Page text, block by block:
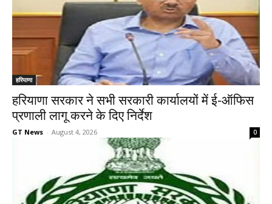
हरियाणा
हरियाणा सरकार ने सभी सरकारी कार्यालयों में ई-ऑफिस
प्रणाली लागू करने के दिए निर्देश
GT News - August 4, 2026 0